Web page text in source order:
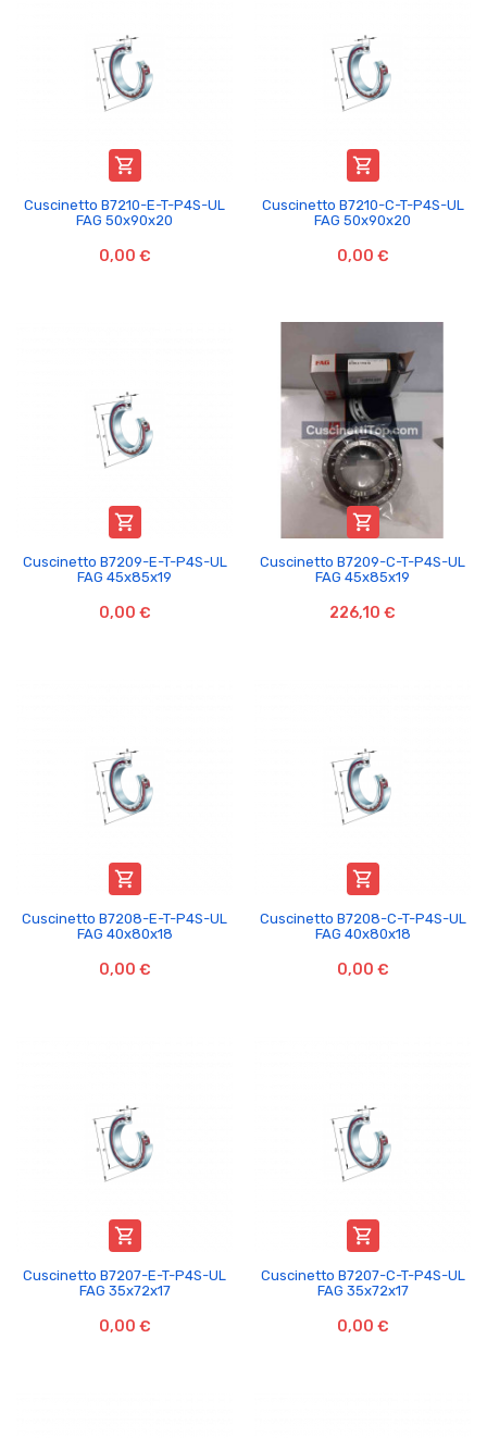

Cuscinetto B7210-E-T-P4S-UL
FAG 50x90x20
0,00 €

Cuscinetto B7210-C-T-P4S-UL
FAG 50x90x20
0,00 €

Cuscinetto B7209-E-T-P4S-UL
FAG 45x85x19
0,00 €

Cuscinetto B7209-C-T-P4S-UL
FAG 45x85x19
226,10 €

Cuscinetto B7208-E-T-P4S-UL
FAG 40x80x18
0,00 €

Cuscinetto B7208-C-T-P4S-UL
FAG 40x80x18
0,00 €

Cuscinetto B7207-E-T-P4S-UL
FAG 35x72x17
0,00 €

Cuscinetto B7207-C-T-P4S-UL
FAG 35x72x17
0,00 €